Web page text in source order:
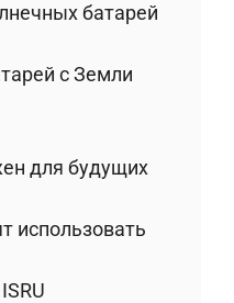
батарей
с Земли
для будущих
использовать